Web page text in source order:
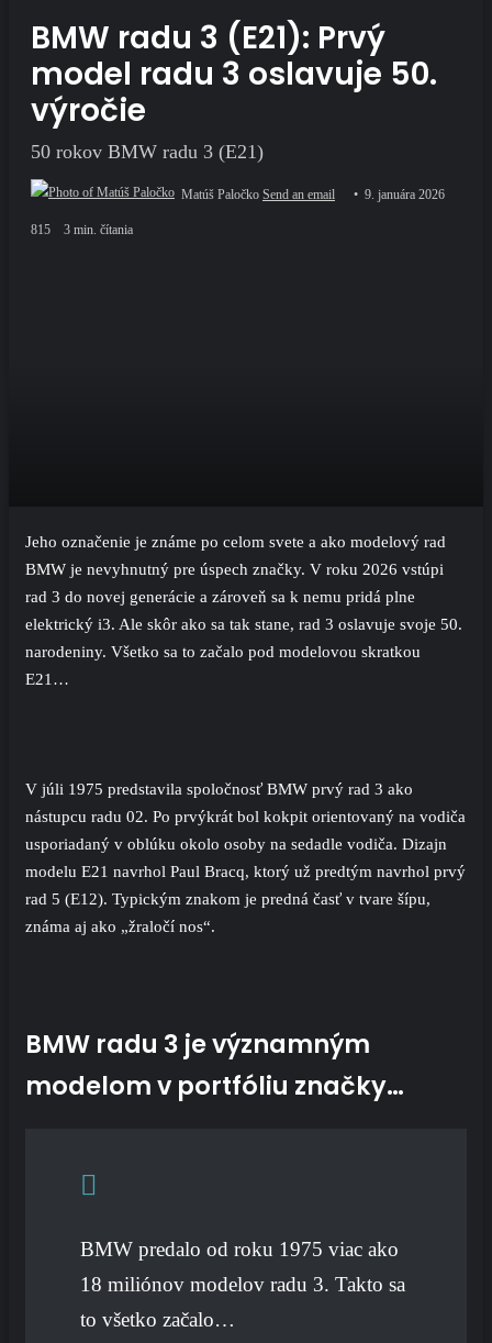
BMW radu 3 (E21): Prvý
model radu 3 oslavuje 50.
výročie
50 rokov BMW radu 3 (E21)
Matúš Paločko Send an email 9. januára 2026
815 3 min. čítania
Jeho označenie je známe po celom svete a ako modelový rad
BMW je nevyhnutný pre úspech značky. V roku 2026 vstúpi
rad 3 do novej generácie a zároveň sa k nemu pridá plne
elektrický i3. Ale skôr ako sa tak stane, rad 3 oslavuje svoje 50.
narodeniny. Všetko sa to začalo pod modelovou skratkou
E21…
V júli 1975 predstavila spoločnosť BMW prvý rad 3 ako
nástupcu radu 02. Po prvýkrát bol kokpit orientovaný na vodiča
usporiadaný v oblúku okolo osoby na sedadle vodiča. Dizajn
modelu E21 navrhol Paul Bracq, ktorý už predtým navrhol prvý
rad 5 (E12). Typickým znakom je predná časť v tvare šípu,
známa aj ako „žraločí nos“.
BMW radu 3 je významným
modelom v portfóliu značky…
BMW predalo od roku 1975 viac ako
18 miliónov modelov radu 3. Takto sa
to všetko začalo…